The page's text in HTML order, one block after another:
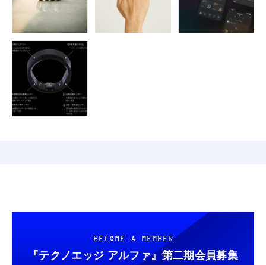
BECOME A MEMBER
『テクノエッジ アルファ』 第二期会員募集